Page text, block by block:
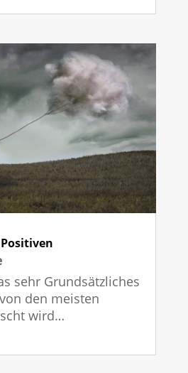
sehr Grundsätzliches
den meisten
wird…